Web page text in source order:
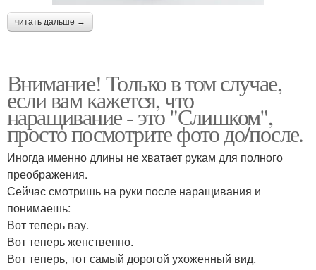
читать дальше →
Внимание! Только в том случае,
если вам кажется, что
наращивание - это "Слишком",
просто посмотрите фото до/после.
Иногда именно длины не хватает рукам для полного
преображения.
Сейчас смотришь на руки после наращивания и
понимаешь:
Вот теперь вау.
Вот теперь женственно.
Вот теперь, тот самый дорогой ухоженный вид.